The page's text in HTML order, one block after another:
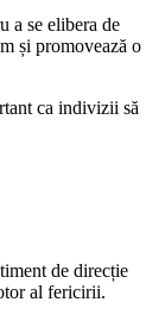
a se elibera de
și promovează o
ca indivizii să
de direcție
al fericirii.